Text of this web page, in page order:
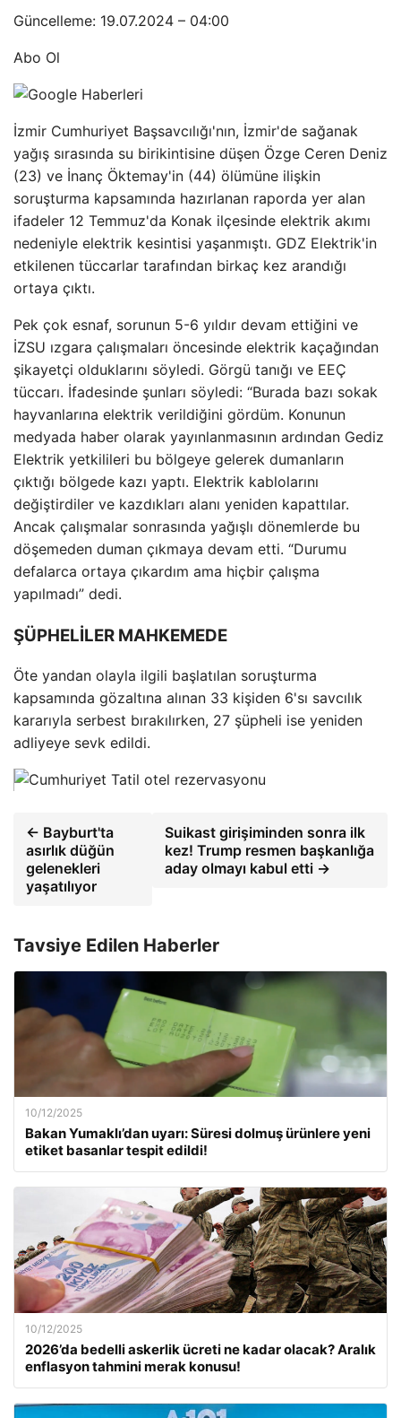
Güncelleme: 19.07.2024 – 04:00
Abo Ol
İzmir Cumhuriyet Başsavcılığı'nın, İzmir'de sağanak
yağış sırasında su birikintisine düşen Özge Ceren Deniz
(23) ve İnanç Öktemay'in (44) ölümüne ilişkin
soruşturma kapsamında hazırlanan raporda yer alan
ifadeler 12 Temmuz'da Konak ilçesinde elektrik akımı
nedeniyle elektrik kesintisi yaşanmıştı. GDZ Elektrik'in
etkilenen tüccarlar tarafından birkaç kez arandığı
ortaya çıktı.
Pek çok esnaf, sorunun 5-6 yıldır devam ettiğini ve
İZSU ızgara çalışmaları öncesinde elektrik kaçağından
şikayetçi olduklarını söyledi. Görgü tanığı ve EEÇ
tüccarı. İfadesinde şunları söyledi: “Burada bazı sokak
hayvanlarına elektrik verildiğini gördüm. Konunun
medyada haber olarak yayınlanmasının ardından Gediz
Elektrik yetkilileri bu bölgeye gelerek dumanların
çıktığı bölgede kazı yaptı. Elektrik kablolarını
değiştirdiler ve kazdıkları alanı yeniden kapattılar.
Ancak çalışmalar sonrasında yağışlı dönemlerde bu
döşemeden duman çıkmaya devam etti. “Durumu
defalarca ortaya çıkardım ama hiçbir çalışma
yapılmadı” dedi.
ŞÜPHELİLER MAHKEMEDE
Öte yandan olayla ilgili başlatılan soruşturma
kapsamında gözaltına alınan 33 kişiden 6'sı savcılık
kararıyla serbest bırakılırken, 27 şüpheli ise yeniden
adliyeye sevk edildi.
← Bayburt'ta
asırlık düğün
gelenekleri
yaşatılıyor
Suikast girişiminden sonra ilk
kez! Trump resmen başkanlığa
aday olmayı kabul etti →
Tavsiye Edilen Haberler
10/12/2025
Bakan Yumaklı’dan uyarı: Süresi dolmuş ürünlere yeni
etiket basanlar tespit edildi!
10/12/2025
2026’da bedelli askerlik ücreti ne kadar olacak? Aralık
enflasyon tahmini merak konusu!